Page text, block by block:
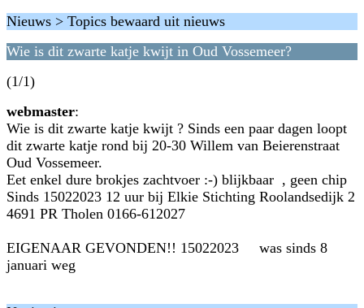
Nieuws > Topics bewaard uit nieuws
Wie is dit zwarte katje kwijt in Oud Vossemeer?
(1/1)
webmaster:
Wie is dit zwarte katje kwijt ? Sinds een paar dagen loopt
dit zwarte katje rond bij 20-30 Willem van Beierenstraat
Oud Vossemeer.
Eet enkel dure brokjes zachtvoer :-) blijkbaar , geen chip
Sinds 15022023 12 uur bij Elkie Stichting Roolandsedijk 2
4691 PR Tholen 0166-612027
EIGENAAR GEVONDEN!! 15022023 was sinds 8
januari weg